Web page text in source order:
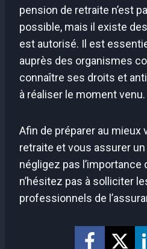
pension de retraite n’est
possible, mais il existe
est autorisé. Il est
auprès des organismes
connaître ses droits et
à réaliser le moment venu.
Afin de préparer au mieux
retraite et vous assurer
négligez pas
n’hésitez pas à solliciter
professionnels de